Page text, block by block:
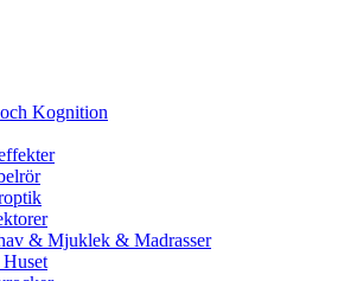
Kognition
& Mjuklek & Madrasser